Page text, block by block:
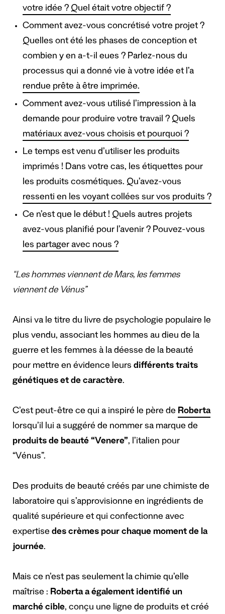
votre idée ? Quel était votre objectif ?
Comment avez-vous concrétisé votre projet ?
Quelles ont été les phases de conception et
combien y en a-t-il eues ? Parlez-nous du
processus qui a donné vie à votre idée et l’a
rendue prête à être imprimée.
Comment avez-vous utilisé l’impression à la
demande pour produire votre travail ? Quels
matériaux avez-vous choisis et pourquoi ?
Le temps est venu d’utiliser les produits
imprimés ! Dans votre cas, les étiquettes pour
les produits cosmétiques. Qu’avez-vous
ressenti en les voyant collées sur vos produits ?
Ce n’est que le début ! Quels autres projets
avez-vous planifié pour l’avenir ? Pouvez-vous
les partager avec nous ?
“Les hommes viennent de Mars, les femmes
viennent de Vénus”
Ainsi va le titre du livre de psychologie populaire le
plus vendu, associant les hommes au dieu de la
guerre et les femmes à la déesse de la beauté
pour mettre en évidence leurs différents traits
génétiques et de caractère.
C’est peut-être ce qui a inspiré le père de Roberta
lorsqu’il lui a suggéré de nommer sa marque de
produits de beauté “Venere”, l’italien pour
“Vénus”.
Des produits de beauté créés par une chimiste de
laboratoire qui s’approvisionne en ingrédients de
qualité supérieure et qui confectionne avec
expertise des crèmes pour chaque moment de la
journée.
Mais ce n’est pas seulement la chimie qu’elle
maîtrise : Roberta a également identifié un
marché cible, conçu une ligne de produits et créé